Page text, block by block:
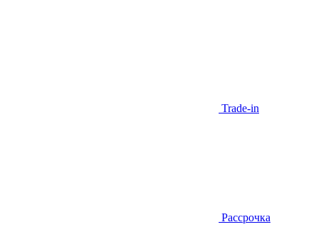
Trade-in
Рассрочка